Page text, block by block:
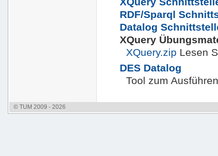
RDF/Sparql
Datalog
XQuery
XQuery.zip Lesen
DES Datalog
Tool zum
© TUM 2009 - 2026